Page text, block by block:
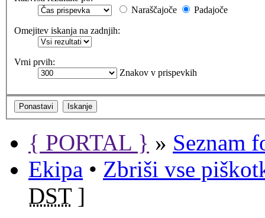
Naraščajoče
Padajoče
Omejitev iskanja na zadnjih:
Vrni prvih:
Znakov v prispevkih
{ PORTAL } » Seznam
Ekipa • Zbriši vse
DST]